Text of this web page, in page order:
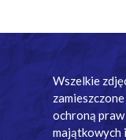
Wszelkie
ochroną
majątkowych